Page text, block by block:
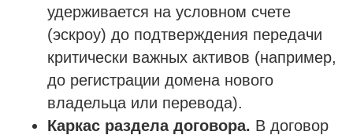
удерживается на условном счете
(эскроу) до подтверждения передачи
критически важных активов (например,
до регистрации домена нового
владельца или перевода).
Каркас раздела договора. В договор
Гарантии
Наша команда